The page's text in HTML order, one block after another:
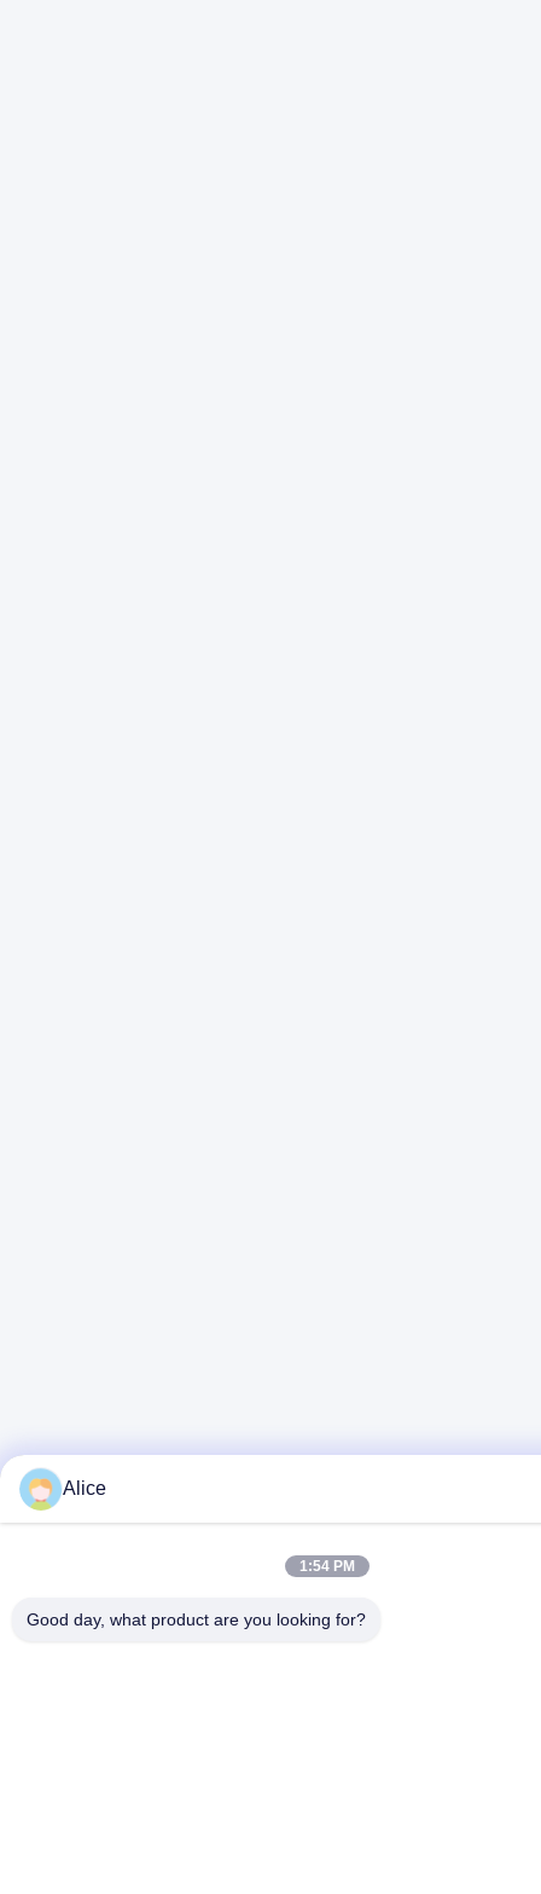
Alice
1:54 PM
Good day, what product are you looking for?